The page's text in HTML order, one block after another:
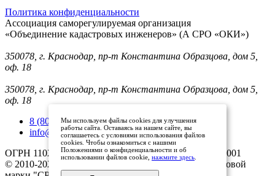
Политика конфиденциальности
Ассоциация саморегулируемая организация
«Объединение кадастровых инженеров» (А СРО «ОКИ»)
350078, г. Краснодар, пр-т Константина Образцова, дом 5,
оф. 18
350078, г. Краснодар, пр-т Константина Образцова, дом 5,
оф. 18
8 (800) 101 33 08
info@mysroki.ru
ОГРН 1102300003079 ИНН 2311126810/КПП 231101001
© 2010-2025 Все права защищены владельцами торговой
Мы используем файлы cookies для улучшения
работы сайта. Оставаясь на нашем сайте, вы
соглашаетесь с условиями использования файлов
cookies. Чтобы ознакомиться с нашими
Положениями о конфиденциальности и об
использовании файлов cookie, нажмите здесь